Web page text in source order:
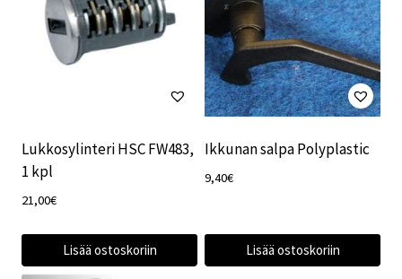
Lukkosylinteri HSC FW483,
1 kpl
21,00€
Lisää ostoskoriin
Ikkunan salpa Polyplastic
9,40€
Lisää ostoskoriin